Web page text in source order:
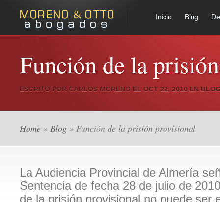
Inicio Blog
Función de la
ESCRITO POR CARLOS MORENO EL OCT 22, 2010 EN
Home » Blog » Función de la prisión provisional
La Audiencia Provincial de Almería
Sentencia de fecha 28 de julio de
de la prisión provisional no puede ser